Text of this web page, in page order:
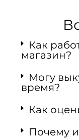
Как
магазин?
Могу
время?
Как
Почему